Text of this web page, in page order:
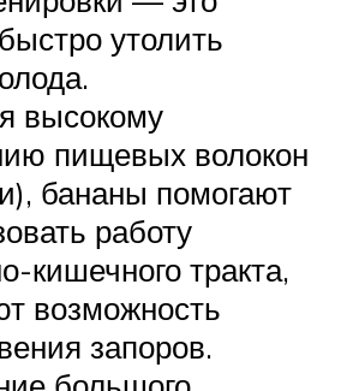
утолить
высокому
пищевых волокон
бананы помогают
работу
кишечного тракта,
возможность
запоров.